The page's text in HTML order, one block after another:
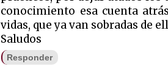
conocimiento esa cuenta
vidas, que ya van sobradas de
Saludos
Responder